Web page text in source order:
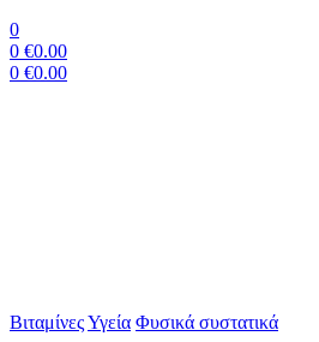
0
0 €0.00
0 €0.00
Categories
ΒιταμίνεςΥγεία Φυσικά συστατικά